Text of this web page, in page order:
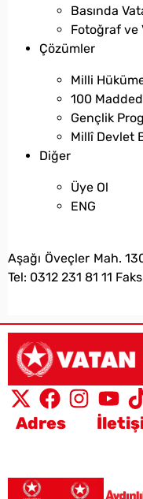
Basında
Fotoğraf ve
Çözümler
Milli
100
Gençlik
Millî Devlet
Diğer
Üye Ol
ENG
Aşağı Öveçler Mah.
Tel: 0312 231 81 11
Adres